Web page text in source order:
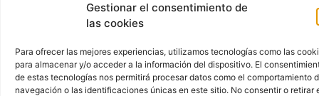
Gestionar el consentimiento de
las cookies
Para ofrecer las mejores experiencias, utilizamos tecnologías como las
para almacenar y/o acceder a la información del dispositivo. El
de estas tecnologías nos permitirá procesar datos como el comportamiento
navegación o las identificaciones únicas en este sitio. No consentir o retirar